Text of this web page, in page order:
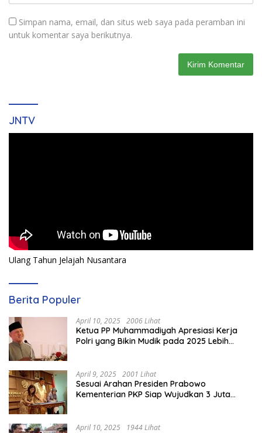
Simpan nama, email, dan situs web saya pada peramban ini
untuk komentar saya berikutnya.
JNTV
Ulang Tahun Jelajah Nusantara
Berita Populer
April 10, 2025 2006 Lihat
Ketua PP Muhammadiyah Apresiasi Kerja
Polri yang Bikin Mudik pada 2025 Lebih
April 9, 2025 2001 Lihat
Sesuai Arahan Presiden Prabowo
Kementerian PKP Siap Wujudkan 3 Juta
April 10, 2025 1944 Lihat